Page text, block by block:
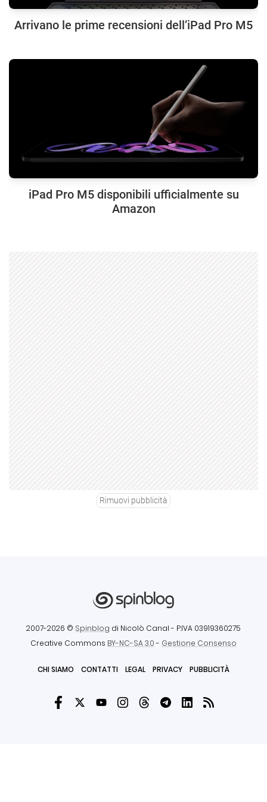
Arrivano le prime recensioni dell’iPad Pro M5
iPad Pro M5 disponibili ufficialmente su
Amazon
Rimuovi pubblicità
2007-2026 © Spinblog di Nicolò Canal - P.IVA 03919360275
Creative Commons BY-NC-SA 3.0- Gestione Consenso
CHI SIAMO CONTATTI LEGAL PRIVACY PUBBLICITÀ